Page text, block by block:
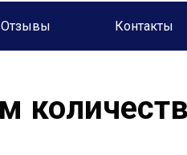
Отзывы Контакты